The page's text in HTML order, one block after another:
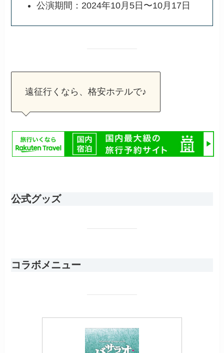
公演期間：2024年10月5日〜10月17日
遠征行くなら、格安ホテルで♪
公式グッズ
コラボメニュー